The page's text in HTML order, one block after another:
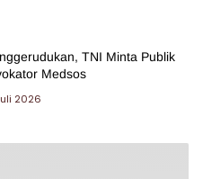
TNI Minta Publik
Medsos
2026